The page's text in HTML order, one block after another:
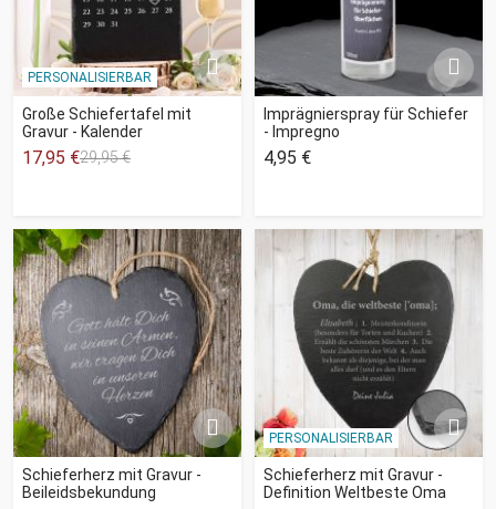
PERSONALISIERBAR
Große Schiefertafel mit
Gravur - Kalender
17,95 €29,95 €
Imprägnierspray für Schiefer
- Impregno
4,95 €
Schieferherz mit Gravur -
Beileidsbekundung
PERSONALISIERBAR
Schieferherz mit Gravur -
Definition Weltbeste Oma